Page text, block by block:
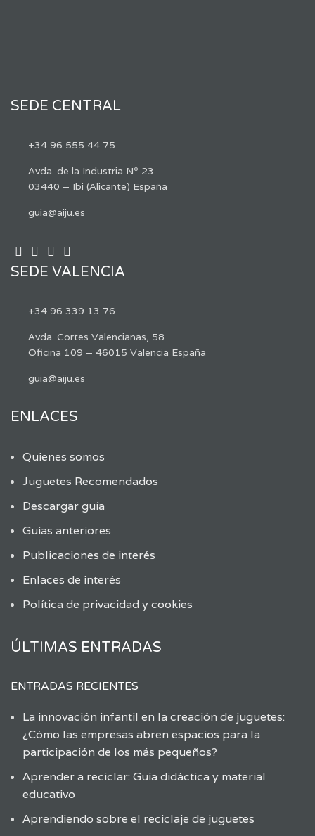
SEDE CENTRAL
+34 96 555 44 75
Avda. de la Industria Nº 23
03440 – Ibi (Alicante) España
guia@aiju.es
SEDE VALENCIA
+34 96 339 13 76
Avda. Cortes Valencianas, 58
Oficina 109 – 46015 Valencia España
guia@aiju.es
ENLACES
Quienes somos
Juguetes Recomendados
Descargar guía
Guías anteriores
Publicaciones de interés
Enlaces de interés
Política de privacidad y cookies
ÚLTIMAS ENTRADAS
ENTRADAS RECIENTES
La innovación infantil en la creación de juguetes:
¿Cómo las empresas abren espacios para la
participación de los más pequeños?
Aprender a reciclar: Guía didáctica y material
educativo
Aprendiendo sobre el reciclaje de juguetes